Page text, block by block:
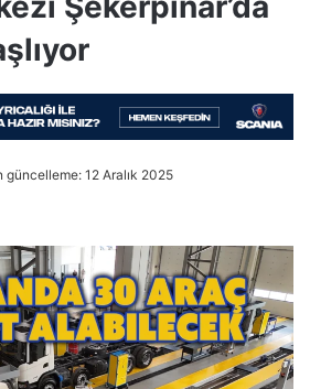
güncelleme: 12 Aralık 2025